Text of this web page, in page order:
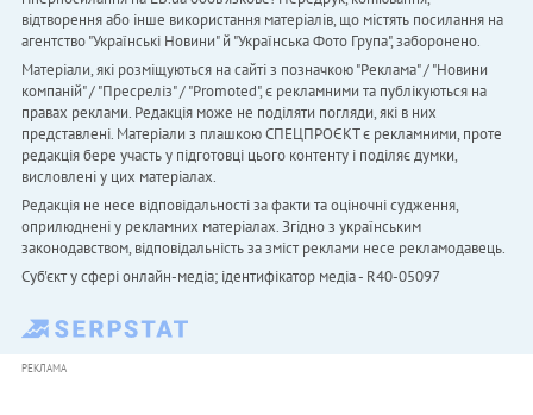
відтворення або інше використання матеріалів, що містять посилання на
агентство "Українськi Новини" й "Українська Фото Група", заборонено.
Матеріали, які розміщуються на сайті з позначкою "Реклама" / "Новини
компаній" / "Пресреліз" / "Promoted", є рекламними та публікуються на
правах реклами. Редакція може не поділяти погляди, які в них
представлені. Матеріали з плашкою СПЕЦПРОЄКТ є рекламними, проте
редакція бере участь у підготовці цього контенту і поділяє думки,
висловлені у цих матеріалах.
Редакція не несе відповідальності за факти та оціночні судження,
оприлюднені у рекламних матеріалах. Згідно з українським
законодавством, відповідальність за зміст реклами несе рекламодавець.
Cуб'єкт у сфері онлайн-медіа; ідентифікатор медіа - R40-05097
РЕКЛАМА